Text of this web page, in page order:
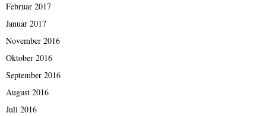
Februar 2017
Januar 2017
November 2016
Oktober 2016
September 2016
August 2016
Juli 2016